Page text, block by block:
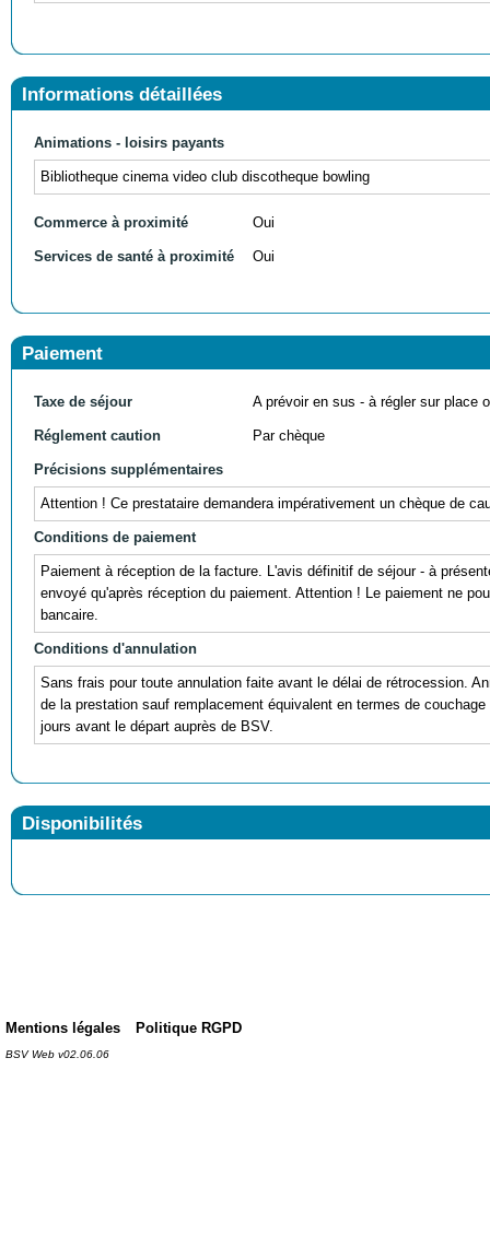
Informations détaillées
Animations - loisirs payants
Bibliotheque cinema video club discotheque bowling
Commerce à proximité Oui
Services de santé à proximité Oui
Paiement
Taxe de séjour A prévoir en sus - à régler sur place
Réglement caution Par chèque
Précisions supplémentaires
Attention ! Ce prestataire demandera impérativement un chèque de
Conditions de paiement
Paiement à réception de la facture. L'avis définitif de séjour - à
envoyé qu'après réception du paiement. Attention ! Le paiement ne
bancaire.
Conditions d'annulation
Sans frais pour toute annulation faite avant le délai de rétrocession.
de la prestation sauf remplacement équivalent en termes de
jours avant le départ auprès de BSV.
Disponibilités
Mentions légales Politique RGPD
BSV Web v02.06.06